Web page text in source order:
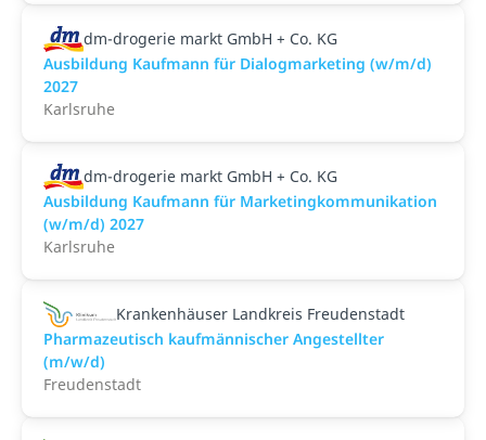
dm-drogerie markt GmbH + Co. KG
Ausbildung Kaufmann für Dialogmarketing (w/m/d)
2027
Karlsruhe
dm-drogerie markt GmbH + Co. KG
Ausbildung Kaufmann für Marketingkommunikation
(w/m/d) 2027
Karlsruhe
Krankenhäuser Landkreis Freudenstadt
Pharmazeutisch kaufmännischer Angestellter
(m/w/d)
Freudenstadt